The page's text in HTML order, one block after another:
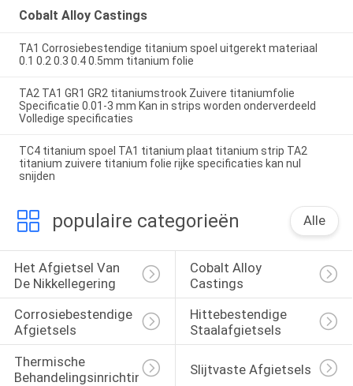
Cobalt Alloy Castings
TA1 Corrosiebestendige titanium spoel uitgerekt materiaal
0.1 0.2 0.3 0.4 0.5mm titanium folie
TA2 TA1 GR1 GR2 titaniumstrook Zuivere titaniumfolie
Specificatie 0.01-3 mm Kan in strips worden onderverdeeld
Volledige specificaties
TC4 titanium spoel TA1 titanium plaat titanium strip TA2
titanium zuivere titanium folie rijke specificaties kan nul
snijden
populaire categorieën Alle
Het Afgietsel Van
De Nikkellegering
Cobalt Alloy
Castings
Corrosiebestendige
Afgietsels
Hittebestendige
Staalafgietsels
Thermische
Behandelingsinrichtingen
Slijtvaste Afgietsels